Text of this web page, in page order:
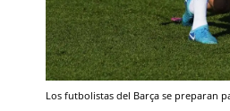
Los futbolistas del Barça se preparan